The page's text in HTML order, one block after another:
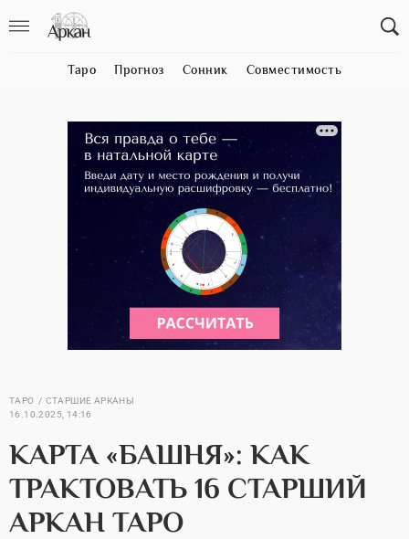
Таро Прогноз Сонник Совместимость
ТАРО
СТАРШИЕ АРКАНЫ
16.10.2025, 14:16
КАРТА «БАШНЯ»: КАК
ТРАКТОВАТЬ 16 СТАРШИЙ
АРКАН ТАРО